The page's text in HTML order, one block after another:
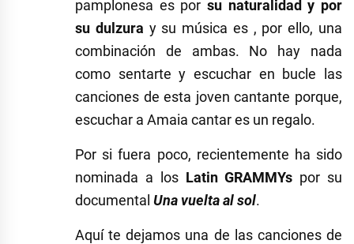
pamplonesa es por su naturalidad y por
su dulzura y su música es , por ello, una
combinación de ambas. No hay nada
como sentarte y escuchar en bucle las
canciones de esta joven cantante porque,
escuchar a Amaia cantar es un regalo.
Por si fuera poco, recientemente ha sido
nominada a los Latin GRAMMYs por su
documental Una vuelta al sol.
Aquí te dejamos una de las canciones de